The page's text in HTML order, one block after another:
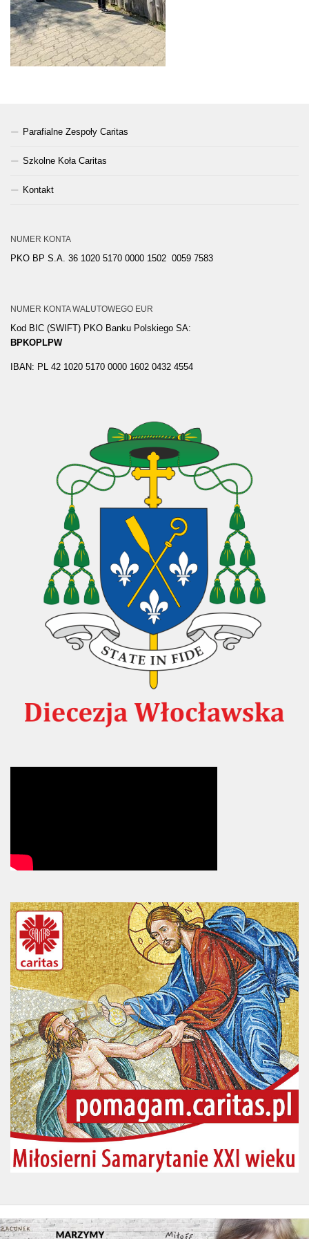
Parafialne Zespoły Caritas
Szkolne Koła Caritas
Kontakt
NUMER KONTA
PKO BP S.A. 36 1020 5170 0000 1502 0059 7583
NUMER KONTA WALUTOWEGO EUR
Kod BIC (SWIFT) PKO Banku Polskiego SA:
BPKOPLPW
IBAN: PL 42 1020 5170 0000 1602 0432 4554